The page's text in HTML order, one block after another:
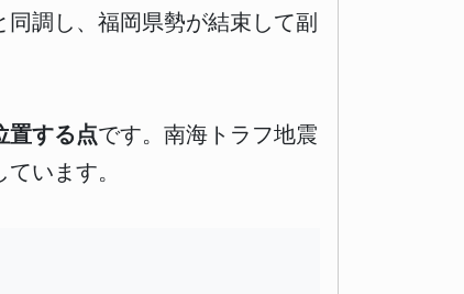
調し、福岡県勢が結束して副
置する点です。南海トラフ地震
います。